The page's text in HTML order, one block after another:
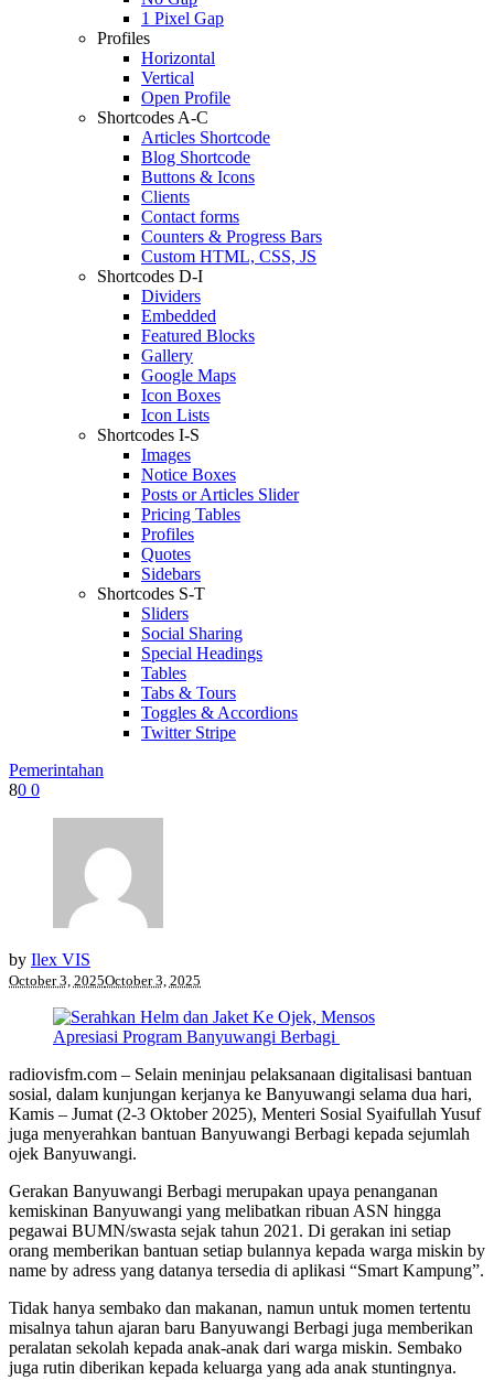
1 Pixel Gap
Profiles
Horizontal
Vertical
Open Profile
Shortcodes A-C
Articles Shortcode
Blog Shortcode
Buttons & Icons
Clients
Contact forms
Counters & Progress Bars
Custom HTML, CSS, JS
Shortcodes D-I
Dividers
Embedded
Featured Blocks
Gallery
Google Maps
Icon Boxes
Icon Lists
Shortcodes I-S
Images
Notice Boxes
Posts or Articles Slider
Pricing Tables
Profiles
Quotes
Sidebars
Shortcodes S-T
Sliders
Social Sharing
Special Headings
Tables
Tabs & Tours
Toggles & Accordions
Twitter Stripe
Pemerintahan
80 0
by Ilex VIS
October 3, 2025October 3, 2025
radiovisfm.com – Selain meninjau pelaksanaan digitalisasi bantuan
sosial, dalam kunjungan kerjanya ke Banyuwangi selama dua hari,
Kamis – Jumat (2-3 Oktober 2025), Menteri Sosial Syaifullah Yusuf
juga menyerahkan bantuan Banyuwangi Berbagi kepada sejumlah
ojek Banyuwangi.
Gerakan Banyuwangi Berbagi merupakan upaya penanganan
kemiskinan Banyuwangi yang melibatkan ribuan ASN hingga
pegawai BUMN/swasta sejak tahun 2021. Di gerakan ini setiap
orang memberikan bantuan setiap bulannya kepada warga miskin by
name by adress yang datanya tersedia di aplikasi “Smart Kampung”.
Tidak hanya sembako dan makanan, namun untuk momen tertentu
misalnya tahun ajaran baru Banyuwangi Berbagi juga memberikan
peralatan sekolah kepada anak-anak dari warga miskin. Sembako
juga rutin diberikan kepada keluarga yang ada anak stuntingnya.